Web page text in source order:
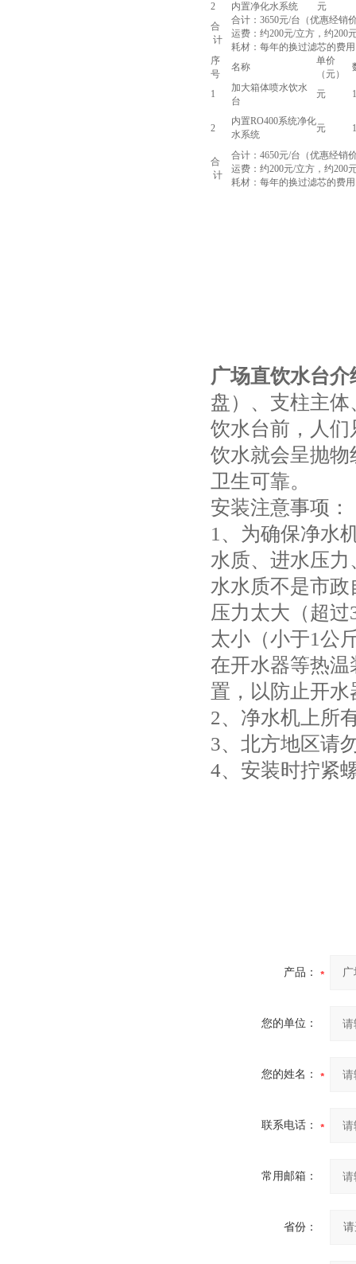
2
内置净化水系统
元
合
计
合计：3650元/台（优惠经销
运费：约200元/立方，约200
耗材：每年的换过滤芯的费
序
号
名称
单价
（元）
1
加大箱体喷水饮水
台
元 1
2
内置RO400系统净化
水系统
元 1
合
计
合计：4650元/台（优惠经销
运费：约200元/立方，约200
耗材：每年的换过滤芯的费
广场直饮水台介
盘）、支柱主
饮水台前，人
饮水就会呈抛
卫生可靠。
安装注意事项：
1、为确保净水
水质、进水压
水水质不是市
压力太大（超
太小（小于1公
在开水器等热
置，以防止开
2、净水机上所
3、北方地区请
4、安装时拧紧
产品：
您的单位：
您的姓名：
联系电话：
常用邮箱：
省份：